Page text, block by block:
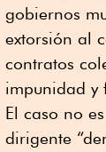
gobiernos
extorsión al
contratos
impunidad y
El caso no
dirigente